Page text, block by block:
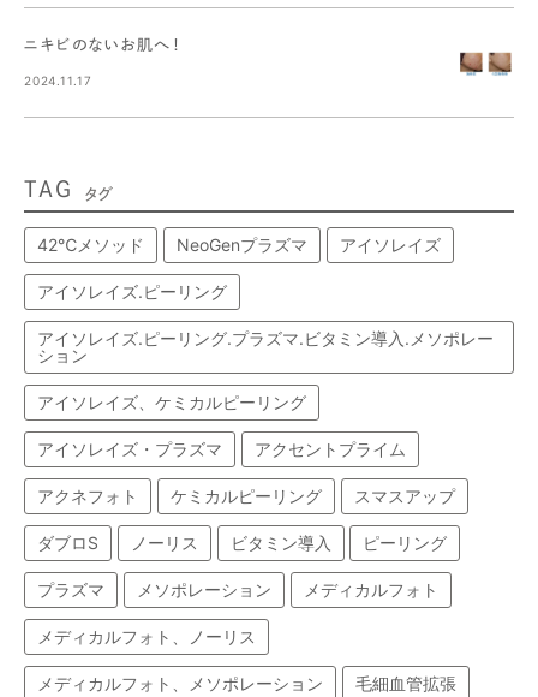
ニキビのないお肌へ！
2024.11.17
TAG タグ
42℃メソッド NeoGenプラズマ アイソレイズ
アイソレイズ.ピーリング
アイソレイズ.ピーリング.プラズマ.ビタミン導入.メソポレー
ション
アイソレイズ、ケミカルピーリング
アイソレイズ・プラズマ アクセントプライム
アクネフォト ケミカルピーリング スマスアップ
ダブロS ノーリス ビタミン導入 ピーリング
プラズマ メソポレーション メディカルフォト
メディカルフォト、ノーリス
メディカルフォト、メソポレーション 毛細血管拡張